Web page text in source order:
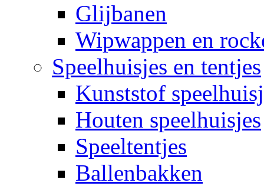
Glijbanen
Wipwappen en
Speelhuisjes en tentjes
Kunststof
Houten speelhuisjes
Speeltentjes
Ballenbakken